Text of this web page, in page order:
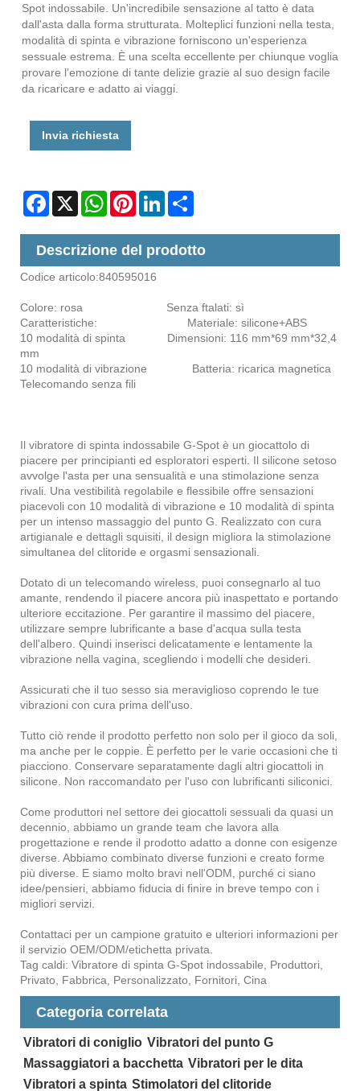
Spot indossabile. Un'incredibile sensazione al tatto è data
dall'asta dalla forma strutturata. Molteplici funzioni nella testa,
modalità di spinta e vibrazione forniscono un'esperienza
sessuale estrema. È una scelta eccellente per chiunque voglia
provare l'emozione di tante delizie grazie al suo design facile
da ricaricare e adatto ai viaggi.
Invia richiesta
Facebook
X WhatsAppPinterestLinkedIn
Descrizione del prodotto
Codice articolo:840595016
Colore: rosa Senza ftalati: sì
Caratteristiche: Materiale: silicone+ABS
10 modalità di spinta Dimensioni: 116 mm*69 mm*32,4
mm
10 modalità di vibrazione Batteria: ricarica magnetica
Telecomando senza fili
Il vibratore di spinta indossabile G-Spot è un giocattolo di
piacere per principianti ed esploratori esperti. Il silicone setoso
avvolge l'asta per una sensualità e una stimolazione senza
rivali. Una vestibilità regolabile e flessibile offre sensazioni
piacevoli con 10 modalità di vibrazione e 10 modalità di spinta
per un intenso massaggio del punto G. Realizzato con cura
artigianale e dettagli squisiti, il design migliora la stimolazione
simultanea del clitoride e orgasmi sensazionali.
Dotato di un telecomando wireless, puoi consegnarlo al tuo
amante, rendendo il piacere ancora più inaspettato e portando
ulteriore eccitazione. Per garantire il massimo del piacere,
utilizzare sempre lubrificante a base d'acqua sulla testa
dell'albero. Quindi inserisci delicatamente e lentamente la
vibrazione nella vagina, scegliendo i modelli che desideri.
Assicurati che il tuo sesso sia meraviglioso coprendo le tue
vibrazioni con cura prima dell'uso.
Tutto ciò rende il prodotto perfetto non solo per il gioco da soli,
ma anche per le coppie. È perfetto per le varie occasioni che ti
piacciono. Conservare separatamente dagli altri giocattoli in
silicone. Non raccomandato per l'uso con lubrificanti siliconici.
Come produttori nel settore dei giocattoli sessuali da quasi un
decennio, abbiamo un grande team che lavora alla
progettazione e rende il prodotto adatto a donne con esigenze
diverse. Abbiamo combinato diverse funzioni e creato forme
più diverse. E siamo molto bravi nell'ODM, purché ci siano
idee/pensieri, abbiamo fiducia di finire in breve tempo con i
migliori servizi.
Contattaci per un campione gratuito e ulteriori informazioni per
il servizio OEM/ODM/etichetta privata.
Tag caldi: Vibratore di spinta G-Spot indossabile, Produttori,
Privato, Fabbrica, Personalizzato, Fornitori, Cina
Categoria correlata
Vibratori di coniglio Vibratori del punto G
Massaggiatori a bacchetta Vibratori per le dita
Vibratori a spinta Stimolatori del clitoride